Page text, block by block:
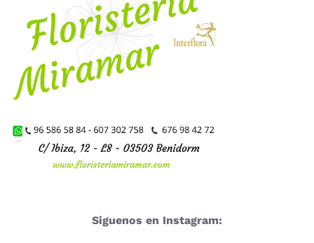
Siguenos en Instagram: